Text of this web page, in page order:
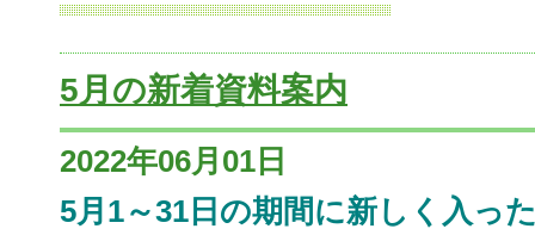
5月の新着資料案内
2022年06月01日
5月1～31日の期間に新しく入っ